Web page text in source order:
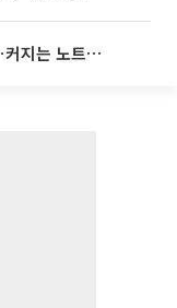
맥북 품은 삼성에 ‘중국산’ 맹추격⋯커지는 노트북 OLED 시장